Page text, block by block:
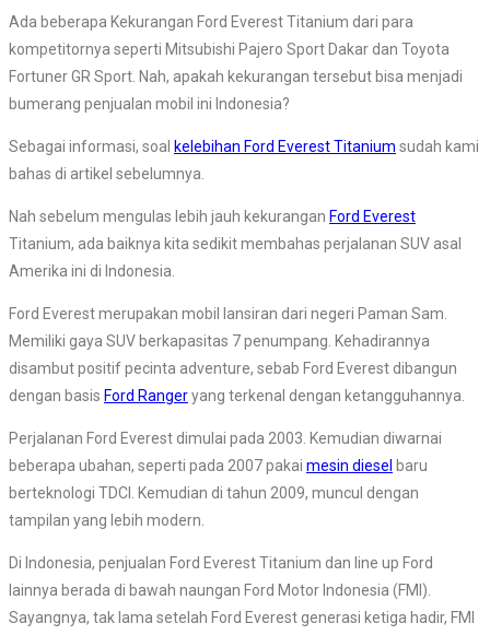
Ada beberapa Kekurangan Ford Everest Titanium dari para
kompetitornya seperti Mitsubishi Pajero Sport Dakar dan Toyota
Fortuner GR Sport. Nah, apakah kekurangan tersebut bisa menjadi
bumerang penjualan mobil ini Indonesia?
Sebagai informasi, soal kelebihan Ford Everest Titanium sudah kami
bahas di artikel sebelumnya.
Nah sebelum mengulas lebih jauh kekurangan Ford Everest
Titanium, ada baiknya kita sedikit membahas perjalanan SUV asal
Amerika ini di Indonesia.
Ford Everest merupakan mobil lansiran dari negeri Paman Sam.
Memiliki gaya SUV berkapasitas 7 penumpang. Kehadirannya
disambut positif pecinta adventure, sebab Ford Everest dibangun
dengan basis Ford Rangeryang terkenal dengan ketangguhannya.
Perjalanan Ford Everest dimulai pada 2003. Kemudian diwarnai
beberapa ubahan, seperti pada 2007 pakai mesin diesel baru
berteknologi TDCI. Kemudian di tahun 2009, muncul dengan
tampilan yang lebih modern.
Di Indonesia, penjualan Ford Everest Titanium dan line up Ford
lainnya berada di bawah naungan Ford Motor Indonesia (FMI).
Sayangnya, tak lama setelah Ford Everest generasi ketiga hadir, FMI